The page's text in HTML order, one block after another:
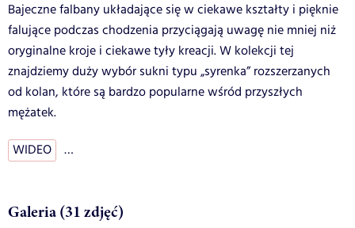
Bajeczne falbany układające się w ciekawe kształty i pięknie
falujące podczas chodzenia przyciągają uwagę nie mniej niż
oryginalne kroje i ciekawe tyły kreacji. W kolekcji tej
znajdziemy duży wybór sukni typu „syrenka” rozszerzanych
od kolan, które są bardzo popularne wśród przyszłych
mężatek.
WIDEO …
Galeria (31 zdjęć)